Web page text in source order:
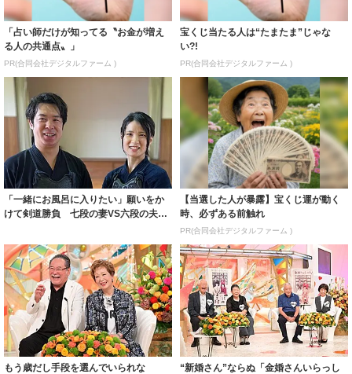
「占い師だけが知ってる〝お金が増え
る人の共通点〟」
PR(合同会社デジタルファーム )
宝くじ当たる人は“たまたま”じゃな
い?!
PR(合同会社デジタルファーム )
「一緒にお風呂に入りたい」願いをか
けて剣道勝負 七段の妻VS六段の夫が
【当選した人が暴露】宝くじ運が動く
時、必ずある前触れ
PR(合同会社デジタルファーム )
もう歳だし手段を選んでいられな
“新婚さん”ならぬ「金婚さんいらっし